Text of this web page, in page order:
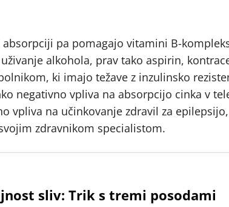
pa pomagajo vitamini B-
alkohola, prav tako aspirin,
ki imajo težave z inzulinsko
negativno vpliva na absorpcijo cinka v
vpliva na učinkovanje zdravil za
zdravnikom specialistom.
sliv: Trik s tremi posodami